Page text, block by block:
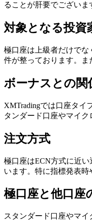
ることが肝要でござい
対象となる投資
極口座は上級者だけで
件が整っております。ま
ボーナスとの関
XMTradingでは口座タイ
タンダード口座やマイ
注文方式
極口座はECN方式に近
います。特に指標発表時
極口座と他口座
スタンダード口座やマ